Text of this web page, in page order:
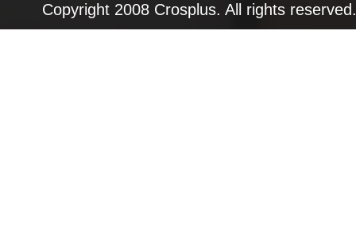
Copyright 2008 Crosplus. All rights